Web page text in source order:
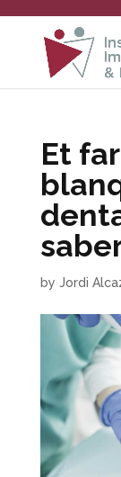
Et
by Jordi